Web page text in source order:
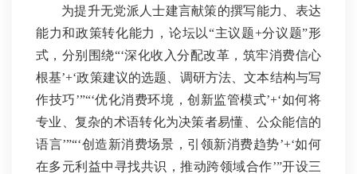
为提升无党派人士建言献策的撰写能力、表达
能力和政策转化能力，论坛以“主议题+分议题”形
式，分别围绕“‘深化收入分配改革，筑牢消费信心
根基’+‘政策建议的选题、调研方法、文本结构与写
作技巧’”“‘优化消费环境，创新监管模式’+‘如何将
专业、复杂的术语转化为决策者易懂、公众能信的
语言’”“‘创造新消费场景，引领新消费趋势’+‘如何
在多元利益中寻找共识，推动跨领域合作’”开设三